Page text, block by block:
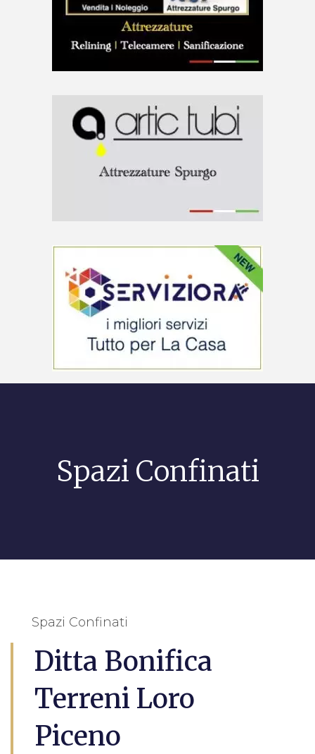
Spazi Confinati
Spazi Confinati
Ditta Bonifica
Terreni Loro
Piceno